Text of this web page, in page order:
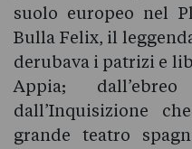
suolo europeo nel
Bulla Felix, il
derubava i patrizi e
Appia;
dall’Inquisizione
grande teatro